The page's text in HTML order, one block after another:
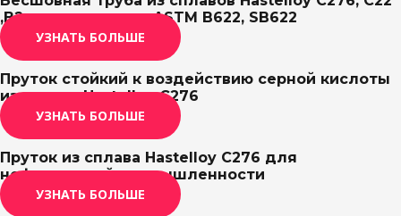
,B2 по стандартам ASTM B622, SB622
УЗНАТЬ БОЛЬШЕ
Пруток стойкий к воздействию серной кислоты
из сплава Hastelloy C276
УЗНАТЬ БОЛЬШЕ
Пруток из сплава Hastelloy C276 для
нефтегазовой промышленности
УЗНАТЬ БОЛЬШЕ